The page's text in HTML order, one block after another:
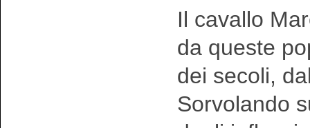
Il cavallo
da queste
dei secoli,
Sorvolando